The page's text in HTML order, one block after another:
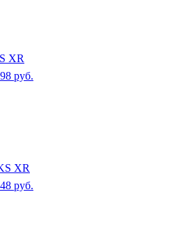
XR
руб.
XR
руб.